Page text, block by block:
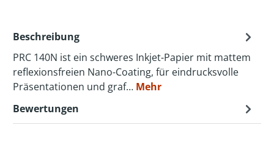
Beschreibung
PRC 140N ist ein schweres Inkjet-Papier mit mattem
reflexionsfreien Nano-Coating, für eindrucksvolle
Präsentationen und graf… Mehr
Bewertungen